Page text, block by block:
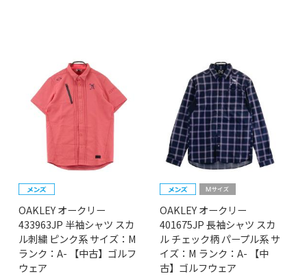
OAKLEY オークリー
433963JP 半袖シャツ スカ
ル刺繍 ピンク系 サイズ：M
ランク：A- 【中古】ゴルフ
ウェア
OAKLEY オークリー
401675JP 長袖シャツ スカ
ル チェック柄 パープル系 サ
イズ：M ランク：A- 【中
古】ゴルフウェア